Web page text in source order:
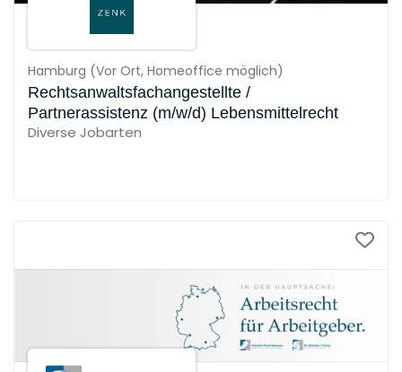
Hamburg (Vor Ort, Homeoffice möglich)
Rechtsanwaltsfachangestellte /
Partnerassistenz (m/w/d) Lebensmittelrecht
Diverse Jobarten